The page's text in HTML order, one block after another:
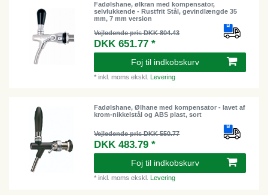
Fadølshane, ølkran med kompensator,
selvlukkende - Rustfrit Stål, gevindlængde 35
mm, 7 mm version
Vejledende pris DKK 804.43
DKK 651.77 *
Foj til indkobskurv
*inkl. moms ekskl.Levering
Fadølshane, Ølhane med kompensator - lavet af
krom-nikkelstål og ABS plast, sort
Vejledende pris DKK 550.77
DKK 483.79 *
Foj til indkobskurv
*inkl. moms ekskl. Levering